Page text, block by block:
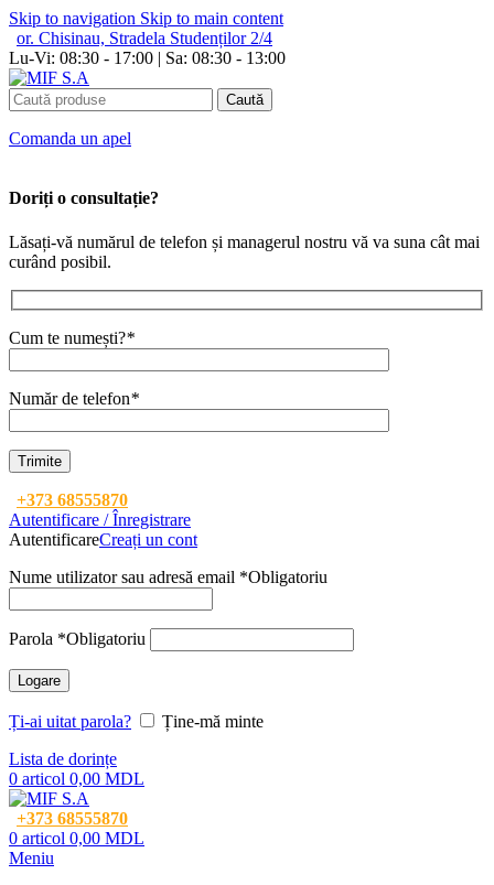
Skip to navigation Skip to main content
or. Chisinau, Stradela Studenților 2/4
Lu-Vi: 08:30 - 17:00 | Sa: 08:30 - 13:00
Caută
Сomanda un apel
Doriți o consultație?
Lăsați-vă numărul de telefon și managerul nostru vă va suna cât mai
curând posibil.
Cum te numești?*
Număr de telefon*
+373 68555870
Autentificare / Înregistrare
AutentificareCreați un cont
Nume utilizator sau adresă email *Obligatoriu
Parola *Obligatoriu
Logare
Ți-ai uitat parola?
Ține-mă minte
Lista de dorințe
0 articol 0,00 MDL
+373 68555870
0 articol 0,00 MDL
Meniu